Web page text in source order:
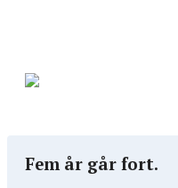
Fem år går fort.